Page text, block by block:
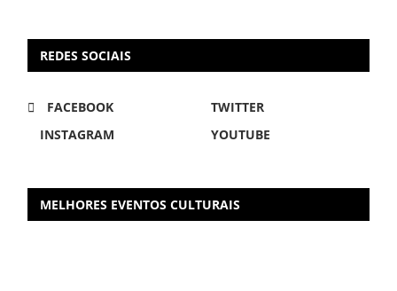
REDES SOCIAIS
FACEBOOK
TWITTER
INSTAGRAM
YOUTUBE
MELHORES EVENTOS CULTURAIS